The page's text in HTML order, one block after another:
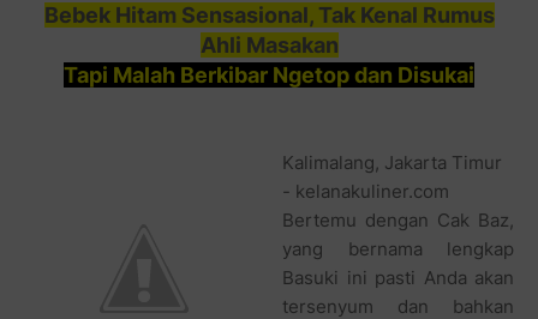
Bebek Hitam Sensasional, Tak Kenal Rumus
Ahli Masakan
Tapi Malah Berkibar Ngetop dan Disukai
Kalimalang, Jakarta Timur
- kelanakuliner.com
Bertemu dengan Cak Baz,
yang bernama lengkap
Basuki ini pasti Anda akan
tersenyum dan bahkan